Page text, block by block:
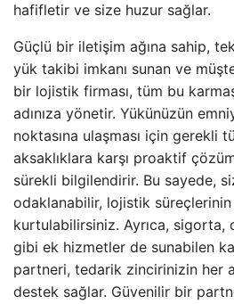
hafifletir ve size huzur sağlar.
Güçlü bir iletişim ağına sahip,
yük takibi imkanı sunan ve
bir lojistik firması, tüm bu
adınıza yönetir. Yükünüzün
noktasına ulaşması için gerekli
aksaklıklara karşı proaktif
sürekli bilgilendirir. Bu sayede,
odaklanabilir, lojistik
kurtulabilirsiniz. Ayrıca, sigorta,
gibi ek hizmetler de sunabilen
partneri, tedarik zincirinizin her
destek sağlar. Güvenilir bir